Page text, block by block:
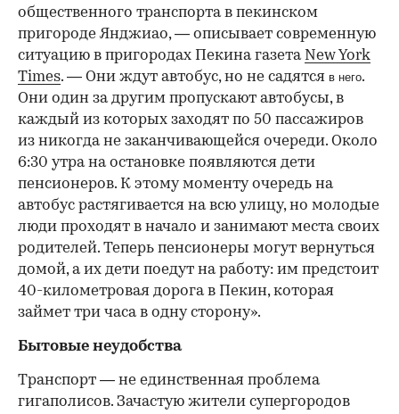
общественного транспорта в пекинском
пригороде Янджиао, — описывает современную
ситуацию в пригородах Пекина газета New York
Times. — Они ждут автобус, но не садятся в него.
Они один за другим пропускают автобусы, в
каждый из которых заходят по 50 пассажиров
из никогда не заканчивающейся очереди. Около
6:30 утра на остановке появляются дети
пенсионеров. К этому моменту очередь на
автобус растягивается на всю улицу, но молодые
люди проходят в начало и занимают места своих
родителей. Теперь пенсионеры могут вернуться
домой, а их дети поедут на работу: им предстоит
40-километровая дорога в Пекин, которая
займет три часа в одну сторону».
Бытовые неудобства
Транспорт — не единственная проблема
гигаполисов. Зачастую жители супергородов